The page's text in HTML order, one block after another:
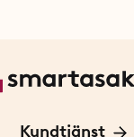
Kundtjänst